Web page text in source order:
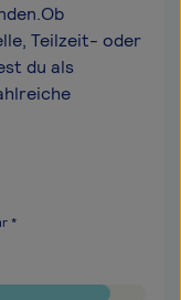
Teilzeit- oder
du als
*